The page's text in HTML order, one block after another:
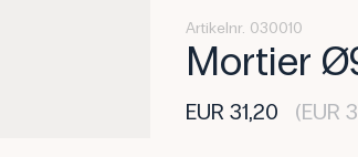
Artikelnr. 030010
Mortier
EUR 31,20 (EUR